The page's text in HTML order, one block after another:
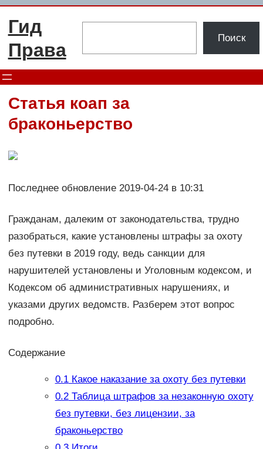
Перейти
содержимому
Гид
Права
Поиск
Статья коап за
браконьерство
Последнее обновление 2019-04-24 в 10:31
Гражданам, далеким от законодательства, трудно
разобраться, какие установлены штрафы за охоту
без путевки в 2019 году, ведь санкции для
нарушителей установлены и Уголовным кодексом, и
Кодексом об административных нарушениях, и
указами других ведомств. Разберем этот вопрос
подробно.
Содержание
0.1Какое наказание за охоту без путевки
0.2Таблица штрафов за незаконную охоту
без путевки, без лицензии, за
браконьерство